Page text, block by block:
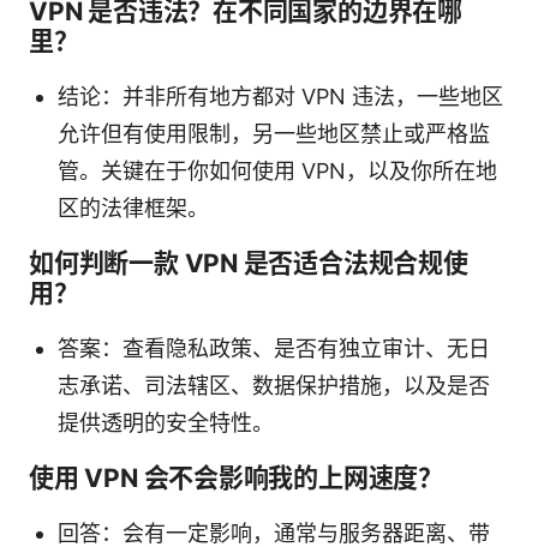
VPN 是否违法？在不同国家的边界在哪
里？
结论：并非所有地方都对 VPN 违法，一些地区
允许但有使用限制，另一些地区禁止或严格监
管。关键在于你如何使用 VPN，以及你所在地
区的法律框架。
如何判断一款 VPN 是否适合法规合规使
用？
答案：查看隐私政策、是否有独立审计、无日
志承诺、司法辖区、数据保护措施，以及是否
提供透明的安全特性。
使用 VPN 会不会影响我的上网速度？
回答：会有一定影响，通常与服务器距离、带